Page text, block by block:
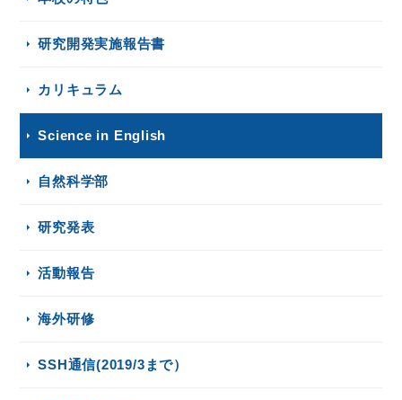
研究開発実施報告書
カリキュラム
Science in English
自然科学部
研究発表
活動報告
海外研修
SSH通信(2019/3まで）